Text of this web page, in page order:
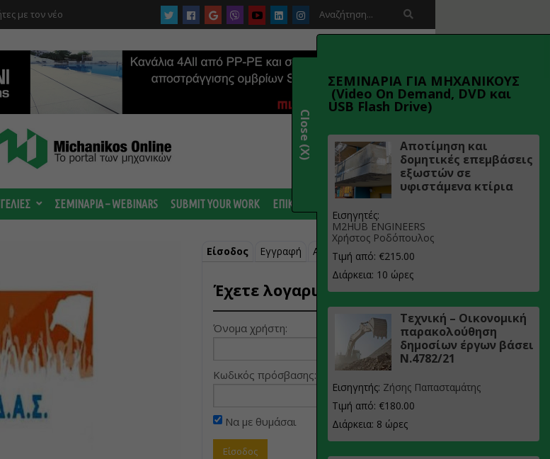
με τον νέο
“στα σκαριά” – Τι
για οικιστικές

ΣΕΜΙΝΑΡΙΑ – WEBINARS SUBMIT YOUR WORK ΕΠΙΚΟΙΝΩΝΙΑ
Είσοδος Εγγραφή Ανάκτηση κωδικού
Έχετε λογαριασμό;
Όνομα χρήστη:
Κωδικός πρόσβασης:
Να με θυμάσαι
ΣΕΜΙΝΑΡΙΑ ΓΙΑ ΜΗΧΑΝΙΚΟΥΣ
(Video On Demand, DVD και
USB Flash Drive)
Αποτίμηση και
δομητικές επεμβάσεις
εξωστών σε
υφιστάμενα κτίρια
Εισηγητές:
M2HUB ENGINEERS
Χρήστος Ροδόπουλος
Τιμή από: €215.00
Διάρκεια: 10 ώρες
Τεχνική – Οικονομική
παρακολούθηση
δημοσίων έργων βάσει
Ν.4782/21
Εισηγητής: Ζήσης Παπασταμάτης
Τιμή από: €180.00
Διάρκεια: 8 ώρες
Close (X)